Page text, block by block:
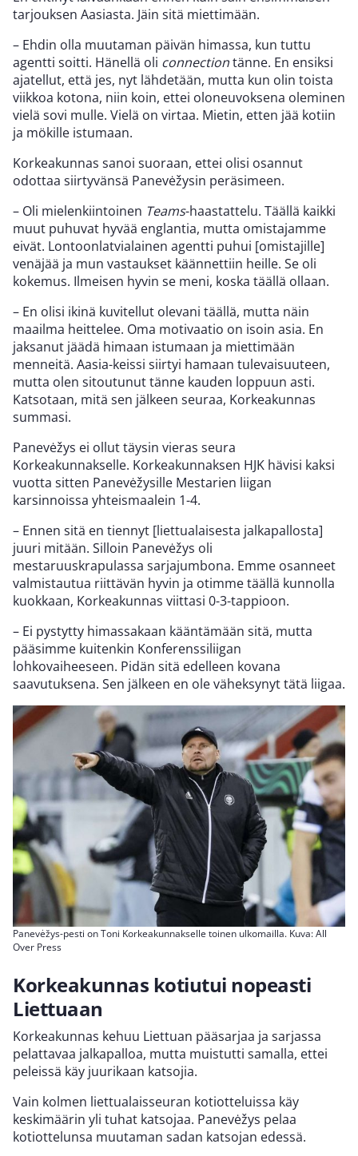
tarjouksen Aasiasta. Jäin sitä miettimään.
– Ehdin olla muutaman päivän himassa, kun tuttu
agentti soitti. Hänellä oli connectiontänne. En ensiksi
ajatellut, että jes, nyt lähdetään, mutta kun olin toista
viikkoa kotona, niin koin, ettei oloneuvoksena oleminen
vielä sovi mulle. Vielä on virtaa. Mietin, etten jää kotiin
ja mökille istumaan.
Korkeakunnas sanoi suoraan, ettei olisi osannut
odottaa siirtyvänsä Panevėžysin peräsimeen.
– Oli mielenkiintoinen Teams-haastattelu. Täällä kaikki
muut puhuvat hyvää englantia, mutta omistajamme
eivät. Lontoonlatvialainen agentti puhui [omistajille]
venäjää ja mun vastaukset käännettiin heille. Se oli
kokemus. Ilmeisen hyvin se meni, koska täällä ollaan.
– En olisi ikinä kuvitellut olevani täällä, mutta näin
maailma heittelee. Oma motivaatio on isoin asia. En
jaksanut jäädä himaan istumaan ja miettimään
menneitä. Aasia-keissi siirtyi hamaan tulevaisuuteen,
mutta olen sitoutunut tänne kauden loppuun asti.
Katsotaan, mitä sen jälkeen seuraa, Korkeakunnas
summasi.
Panevėžys ei ollut täysin vieras seura
Korkeakunnakselle. Korkeakunnaksen HJK hävisi kaksi
vuotta sitten Panevėžysille Mestarien liigan
karsinnoissa yhteismaalein 1-4.
– Ennen sitä en tiennyt [liettualaisesta jalkapallosta]
juuri mitään. Silloin Panevėžys oli
mestaruuskrapulassa sarjajumbona. Emme osanneet
valmistautua riittävän hyvin ja otimme täällä kunnolla
kuokkaan, Korkeakunnas viittasi 0-3-tappioon.
– Ei pystytty himassakaan kääntämään sitä, mutta
pääsimme kuitenkin Konferenssiliigan
lohkovaiheeseen. Pidän sitä edelleen kovana
saavutuksena. Sen jälkeen en ole väheksynyt tätä liigaa.
Panevėžys-pesti on Toni Korkeakunnakselle toinen ulkomailla. Kuva: All
Over Press
Korkeakunnas kotiutui nopeasti
Liettuaan
Korkeakunnas kehuu Liettuan pääsarjaa ja sarjassa
pelattavaa jalkapalloa, mutta muistutti samalla, ettei
peleissä käy juurikaan katsojia.
Vain kolmen liettualaisseuran kotiotteluissa käy
keskimäärin yli tuhat katsojaa. Panevėžys pelaa
kotiottelunsa muutaman sadan katsojan edessä.